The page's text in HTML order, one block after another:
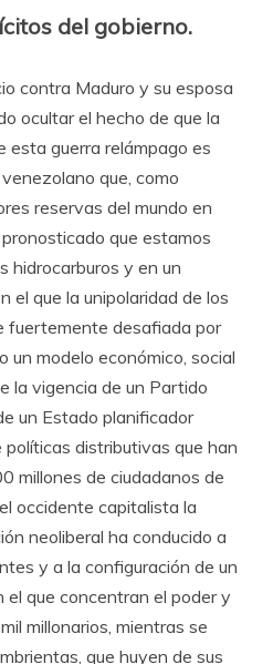
del gobierno.
contra Maduro y su esposa
ocultar el hecho de que la
esta guerra relámpago es
que, como
reservas del mundo en
que estamos
hidrocarburos y en un
el que la unipolaridad de los
fuertemente desafiada por
un modelo económico, social
la vigencia de un Partido
un Estado planificador
distributivas que han
millones de ciudadanos de
occidente capitalista la
neoliberal ha conducido a
y a la configuración de un
el que concentran el poder y
millonarios, mientras se
que huyen de sus